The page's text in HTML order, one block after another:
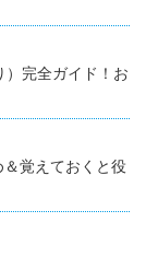
完全ガイド！お
覚えておくと役